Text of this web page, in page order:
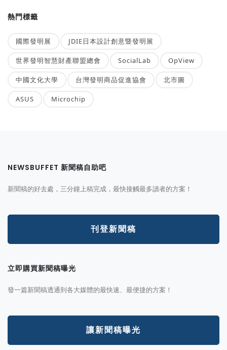
熱門標籤
國際發明展 JDIE日本設計創意暨發明展
世界發明智慧財產聯盟總會 SocialLab OpView
中國文化大學 台灣發明商品促進協會 北市圖
ASUS Microchip
NEWSBUFFET 新聞稿自助吧
新聞稿的好去處，三分鐘上稿完成，最快接觸最多讀者的方案！
刊登新聞稿
立即購買新聞稿曝光
發一篇新聞稿透通到各大媒體的最快速、最便捷的方案！
讓新聞稿曝光